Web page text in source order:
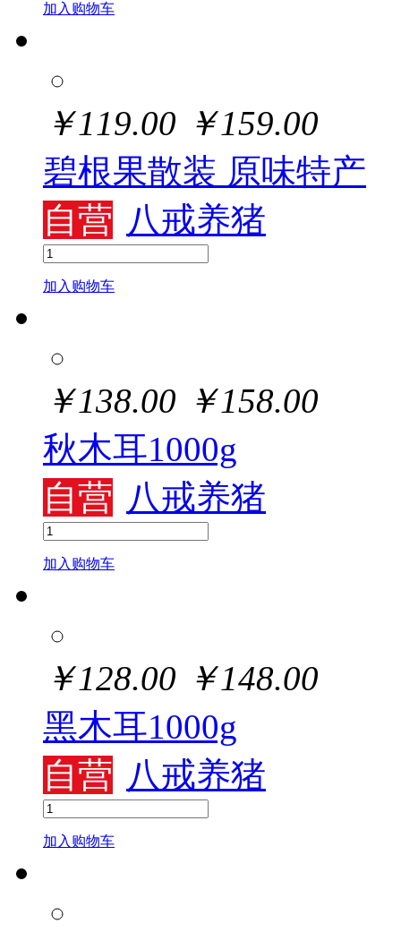
加入购物车
￥119.00 ￥159.00
碧根果散装 原味特产
自营 八戒养猪
加入购物车
￥138.00 ￥158.00
秋木耳1000g
自营 八戒养猪
加入购物车
￥128.00 ￥148.00
黑木耳1000g
自营 八戒养猪
加入购物车